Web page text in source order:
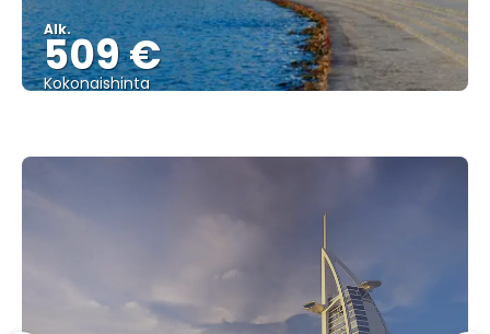
Alk.
509 €
Kokonaishinta